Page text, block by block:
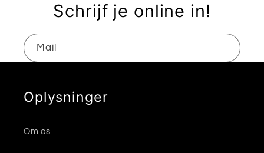
Schrijf je online in!
Mail
Oplysninger
Om os